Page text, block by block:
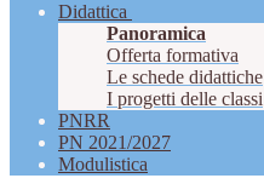
Didattica
Panoramica
Offerta formativa
Le schede didattiche
I progetti delle classi
PNRR
PN 2021/2027
Modulistica